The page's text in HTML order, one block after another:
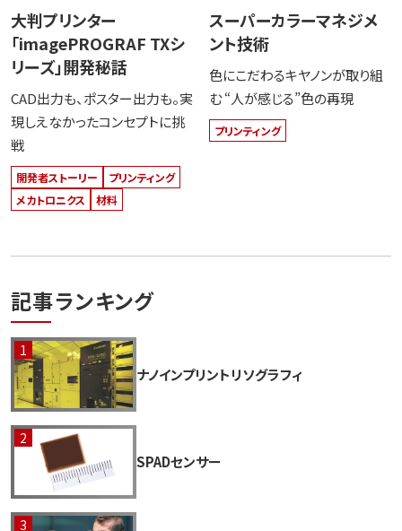
大判プリンター
「imagePROGRAF TXシ
リーズ」開発秘話
CAD出力も、ポスター出力も。実
現しえなかったコンセプトに挑
戦
開発者ストーリー
プリンティング
メカトロニクス
材料
スーパーカラーマネジメ
ント技術
色にこだわるキヤノンが取り組
む “人が感じる”色の再現
プリンティング
記事ランキング
ナノインプリントリソグラフィ
SPADセンサー